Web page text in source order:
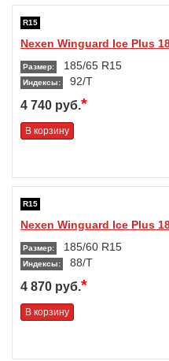
R15
Nexen Winguard Ice Plus
Размер: 185/65 R15
Индексы: 92/T
4 740 руб.*
В корзину
R15
Nexen Winguard Ice Plus
Размер: 185/60 R15
Индексы: 88/T
4 870 руб.*
В корзину